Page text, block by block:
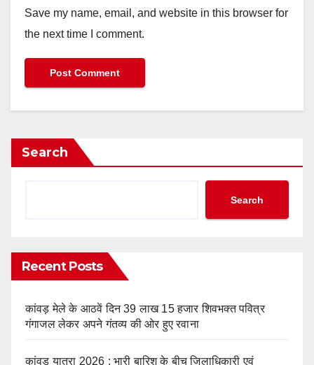
Save my name, email, and website in this browser for
the next time I comment.
Search
Search
Recent Posts
कांवड़ मेले के आठवें दिन 39 लाख 15 हजार शिवभक्त पवित्र
गंगाजल लेकर अपने गंतव्य की ओर हुए रवाना
कांवड़ यात्रा 2026 : भारी बारिश के बीच जिलाधिकारी एवं